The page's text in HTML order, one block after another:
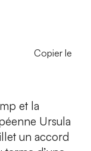
Copier le
et la
Ursula
un accord